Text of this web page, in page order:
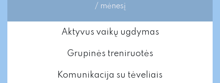
/ mėnesį
Aktyvus vaikų ugdymas
Grupinės treniruotės
Komunikacija su tėveliais